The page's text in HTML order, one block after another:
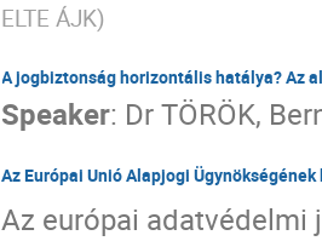
ELTE ÁJK)
A jogbiztonság horizontális hatálya? Az
Speaker: Dr TÖRÖK,
Az Európai Unió Alapjogi
Az európai adatvédelmi